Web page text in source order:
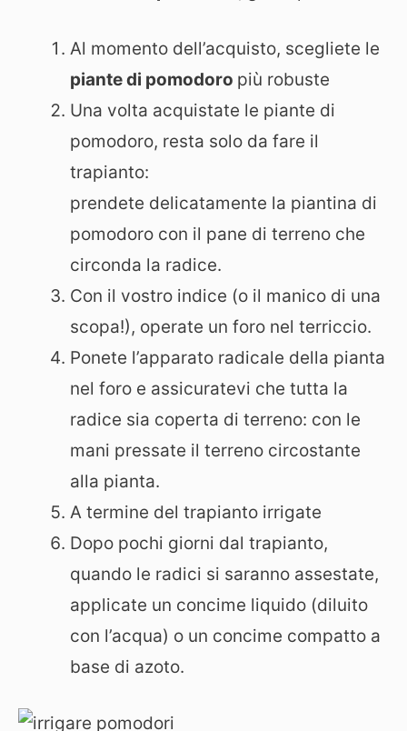
Al momento dell’acquisto, scegliete le
piante di pomodoro più robuste
Una volta acquistate le piante di
pomodoro, resta solo da fare il
trapianto:
prendete delicatamente la piantina di
pomodoro con il pane di terreno che
circonda la radice.
Con il vostro indice (o il manico di una
scopa!), operate un foro nel terriccio.
Ponete l’apparato radicale della pianta
nel foro e assicuratevi che tutta la
radice sia coperta di terreno: con le
mani pressate il terreno circostante
alla pianta.
A termine del trapianto irrigate
Dopo pochi giorni dal trapianto,
quando le radici si saranno assestate,
applicate un concime liquido (diluito
con l’acqua) o un concime compatto a
base di azoto.